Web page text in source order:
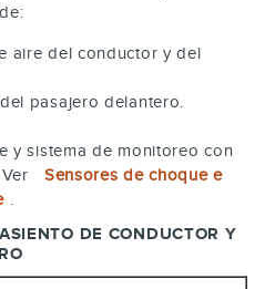
aire del conductor y del
pasajero delantero.
y sistema de monitoreo con
Ver Sensores de choque e
.
DE CONDUCTOR Y